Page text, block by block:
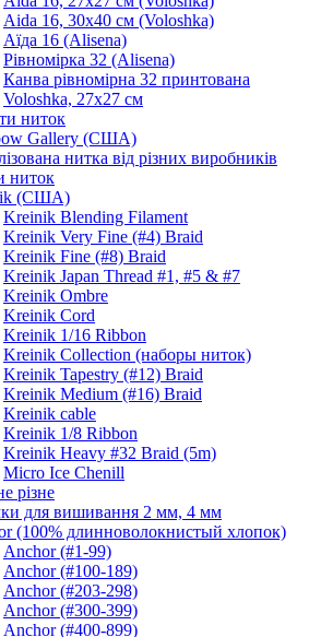
Aida 16, 30х40 см (Voloshka)
Аїда 16 (Alisena)
Рівномірка 32 (Alisena)
Канва рівномірна 32 принтована
Voloshka, 27х27 см
ниток
Gallery (США)
нитка від різних виробників
ниток
(США)
Kreinik Blending Filament
Kreinik Very Fine (#4) Braid
Kreinik Fine (#8) Braid
Kreinik Japan Thread #1, #5 & #7
Kreinik Ombre
Kreinik Cord
Kreinik 1/16 Ribbon
Kreinik Collection (наборы ниток)
Kreinik Tapestry (#12) Braid
Kreinik Medium (#16) Braid
Kreinik cable
Kreinik 1/8 Ribbon
Kreinik Heavy #32 Braid (5m)
Micro Ice Chenill
різне
для вишивання 2 мм, 4 мм
(100% длинноволокнистый хлопок)
Anchor (#1-99)
Anchor (#100-189)
Anchor (#203-298)
Anchor (#300-399)
Anchor (#400-899)